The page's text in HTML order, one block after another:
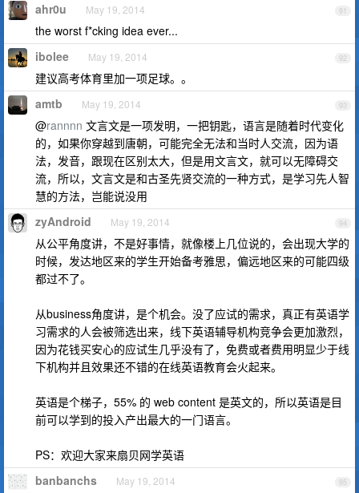
91
ahr0u May 19, 2014
the worst f*cking idea ever...
92
ibolee May 19, 2014
建议高考体育里加一项足球。。
93
amtb May 19, 2014
@rannnn 文言文是一项发明，一把钥匙，语言是随着时代变化
的，如果你穿越到唐朝，可能完全无法和当时人交流，因为语
法，发音，跟现在区别太大，但是用文言文，就可以无障碍交
流，所以，文言文是和古圣先贤交流的一种方式，是学习先人智
慧的方法，岂能说没用
94
zyAndroid May 19, 2014
从公平角度讲，不是好事情，就像楼上几位说的，会出现大学的
时候，发达地区来的学生开始备考雅思，偏远地区来的可能四级
都过不了。
从business角度讲，是个机会。没了应试的需求，真正有英语学
习需求的人会被筛选出来，线下英语辅导机构竞争会更加激烈，
因为花钱买安心的应试生几乎没有了，免费或者费用明显少于线
下机构并且效果还不错的在线英语教育会火起来。
英语是个梯子，55% 的 web content 是英文的，所以英语是目
前可以学到的投入产出最大的一门语言。
PS：欢迎大家来扇贝网学英语
95
banbanchs May 19, 2014